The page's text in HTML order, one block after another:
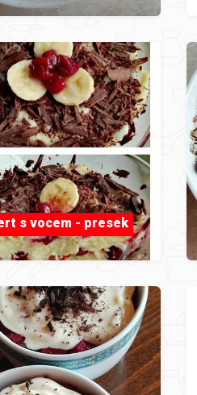
s vocem - presek